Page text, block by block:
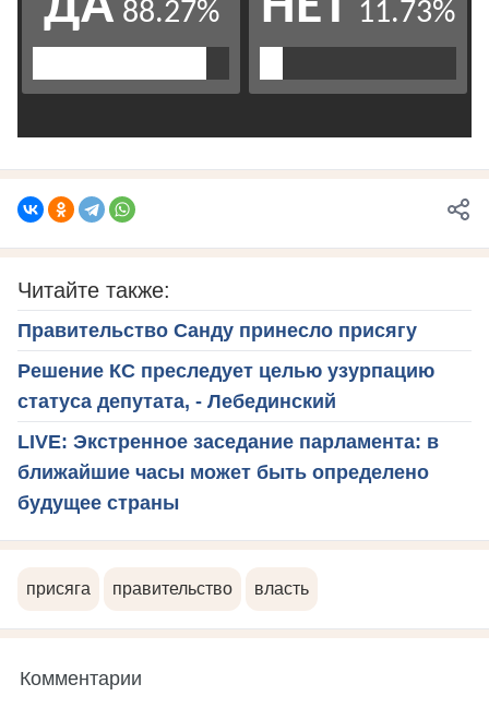
Читайте также:
Правительство Санду принесло присягу
Решение КС преследует целью узурпацию
статуса депутата, - Лебединский
LIVE: Экстренное заседание парламента: в
ближайшие часы может быть определено
будущее страны
присяга правительство власть
Комментарии